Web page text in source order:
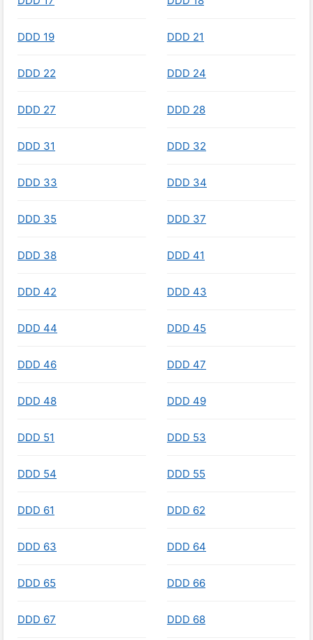
DDD 19 DDD 21
DDD 22 DDD 24
DDD 27 DDD 28
DDD 31 DDD 32
DDD 33 DDD 34
DDD 35 DDD 37
DDD 38 DDD 41
DDD 42 DDD 43
DDD 44 DDD 45
DDD 46 DDD 47
DDD 48 DDD 49
DDD 51 DDD 53
DDD 54 DDD 55
DDD 61 DDD 62
DDD 63 DDD 64
DDD 65 DDD 66
DDD 67 DDD 68